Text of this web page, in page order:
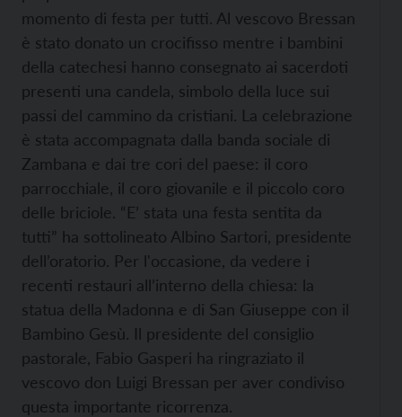
momento di festa per tutti. Al vescovo Bressan
è stato donato un crocifisso mentre i bambini
della catechesi hanno consegnato ai sacerdoti
presenti una candela, simbolo della luce sui
passi del cammino da cristiani. La celebrazione
è stata accompagnata dalla banda sociale di
Zambana e dai tre cori del paese: il coro
parrocchiale, il coro giovanile e il piccolo coro
delle briciole. “E’ stata una festa sentita da
tutti” ha sottolineato Albino Sartori, presidente
dell’oratorio. Per l'occasione, da vedere i
recenti restauri all’interno della chiesa: la
statua della Madonna e di San Giuseppe con il
Bambino Gesù. Il presidente del consiglio
pastorale, Fabio Gasperi ha ringraziato il
vescovo don Luigi Bressan per aver condiviso
questa importante ricorrenza.